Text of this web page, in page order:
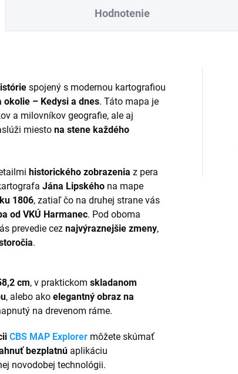
Hodnotenie
spojený s modernou kartografiou
okolie – Kedysi a dnes. Táto mapa je
a milovníkov geografie, ale aj
miesto na stene každého
historického zobrazenia z pera
Jána Lipského na mape
1806, zatiaľ čo na druhej strane vás
od VKÚ Harmanec. Pod oboma
prevedie cez najvýraznejšie zmeny,
.
cm, v praktickom skladanom
, alebo ako elegantný obraz na
na drevenom ráme.
CBS MAP Explorer môžete skúmať
bezplatnú aplikáciu
novodobej technológii.